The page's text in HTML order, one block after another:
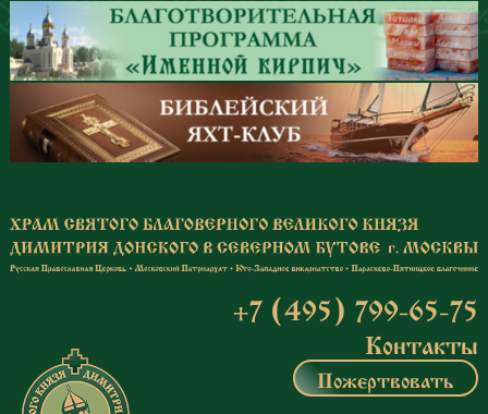
Перейти к основному содержанию
+7 (495) 799-65-75
Контакты
Пожертвовать